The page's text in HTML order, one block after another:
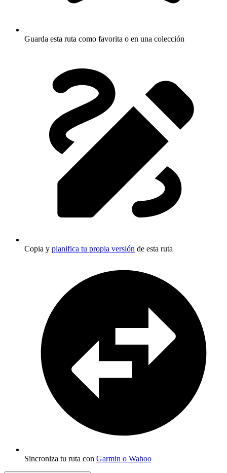
Guarda esta ruta como favorita o en una colección
Copia y planifica tu propia versión de esta ruta
Sincroniza tu ruta con Garmin o Wahoo